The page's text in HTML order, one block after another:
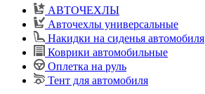
АВТОЧЕХЛЫ
Авточехлы универсальные
Накидки на сиденья автомобиля
Коврики автомобильные
Оплетка на руль
Тент для автомобиля